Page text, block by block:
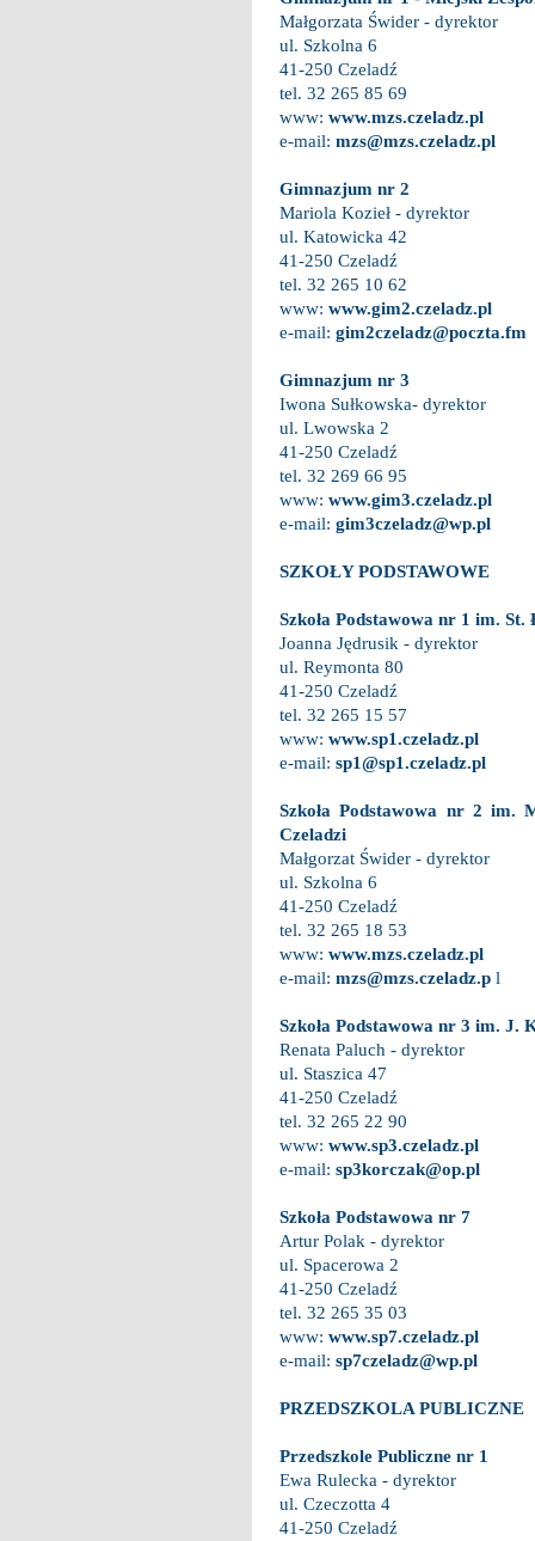
Małgorzata Świder - dyrektor
ul. Szkolna 6
41-250 Czeladź
tel. 32 265 85 69
www: www.mzs.czeladz.pl
e-mail: mzs@mzs.czeladz.pl
Gimnazjum nr 2
Mariola Kozieł - dyrektor
ul. Katowicka 42
41-250 Czeladź
tel. 32 265 10 62
www: www.gim2.czeladz.pl
e-mail: gim2czeladz@poczta.fm
Gimnazjum nr 3
Iwona Sułkowska- dyrektor
ul. Lwowska 2
41-250 Czeladź
tel. 32 269 66 95
www: www.gim3.czeladz.pl
e-mail: gim3czeladz@wp.pl
SZKOŁY PODSTAWOWE
Szkoła Podstawowa nr 1 im.
Joanna Jędrusik - dyrektor
ul. Reymonta 80
41-250 Czeladź
tel. 32 265 15 57
www: www.sp1.czeladz.pl
e-mail: sp1@sp1.czeladz.pl
Szkoła Podstawowa nr 2 im.
Czeladzi
Małgorzat Świder - dyrektor
ul. Szkolna 6
41-250 Czeladź
tel. 32 265 18 53
www: www.mzs.czeladz.pl
e-mail: mzs@mzs.czeladz.p l
Szkoła Podstawowa nr 3 im. J.
Renata Paluch - dyrektor
ul. Staszica 47
41-250 Czeladź
tel. 32 265 22 90
www: www.sp3.czeladz.pl
e-mail: sp3korczak@op.pl
Szkoła Podstawowa nr 7
Artur Polak - dyrektor
ul. Spacerowa 2
41-250 Czeladź
tel. 32 265 35 03
www: www.sp7.czeladz.pl
e-mail: sp7czeladz@wp.pl
PRZEDSZKOLA PUBLICZNE
Przedszkole Publiczne nr 1
Ewa Rulecka - dyrektor
ul. Czeczotta 4
41-250 Czeladź